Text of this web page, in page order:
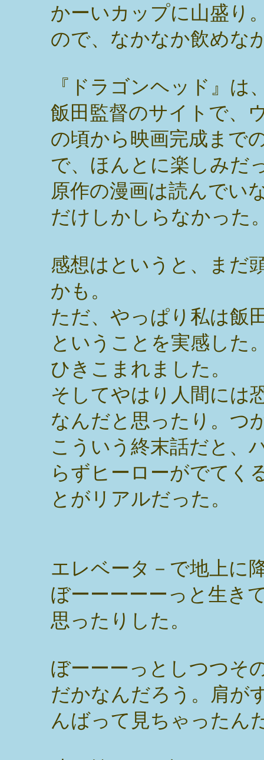
かーいカップに山盛り
ので、なかなか飲めな
『ドラゴンヘッド』は
飯田監督のサイトで、
の頃から映画完成まで
で、ほんとに楽しみだ
原作の漫画は読んでい
だけしかしらなかった
感想はというと、まだ
かも。
ただ、やっぱり私は飯
ということを実感した
ひきこまれました。
そしてやはり人間には
なんだと思ったり。つ
こういう終末話だと、
らずヒーローがでてく
とがリアルだった。
エレベータ－で地上に
ぼーーーーーっと生き
思ったりした。
ぼーーーっとしつつそ
だかなんだろう。肩が
んばって見ちゃったん